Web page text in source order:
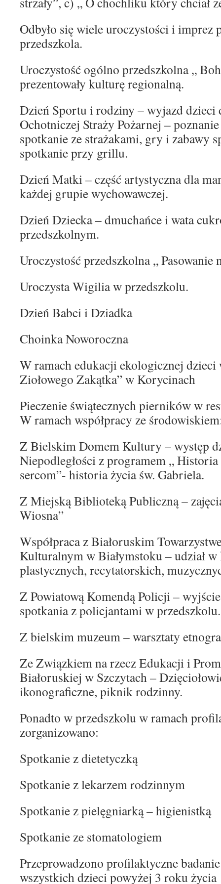
Odbyło się wiele uroczystości i imprez
przedszkola.
Uroczystość ogólno przedszkolna „
prezentowały kulturę regionalną.
Dzień Sportu i rodziny – wyjazd dzieci
Ochotniczej Straży Pożarnej –
spotkanie ze strażakami, gry i zabawy
spotkanie przy grillu.
Dzień Matki – część artystyczna dla
każdej grupie wychowawczej.
Dzień Dziecka – dmuchańce i wata
przedszkolnym.
Uroczystość przedszkolna „ Pasowanie
Uroczysta Wigilia w przedszkolu.
Dzień Babci i Dziadka
Choinka Noworoczna
W ramach edukacji ekologicznej dzieci
Ziołowego Zakątka” w Korycinach
Pieczenie świątecznych pierników w
W ramach współpracy ze
Z Bielskim Domem Kultury – występ
Niepodległości z programem „
sercom”- historia życia św. Gabriela.
Z Miejską Biblioteką Publiczną –
Wiosna”
Współpraca z Białoruskim
Kulturalnym w Białymstoku – udział
plastycznych, recytatorskich,
Z Powiatową Komendą Policji –
spotkania z policjantami w przedszkolu.
Z bielskim muzeum – warsztaty
Ze Związkiem na rzecz Edukacji i
Białoruskiej w Szczytach –
ikonograficzne, piknik rodzinny.
Ponadto w przedszkolu w ramach
zorganizowano:
Spotkanie z dietetyczką
Spotkanie z lekarzem rodzinnym
Spotkanie z pielęgniarką – higienistką
Spotkanie ze stomatologiem
Przeprowadzono profilaktyczne
wszystkich dzieci powyżej 3 roku życia